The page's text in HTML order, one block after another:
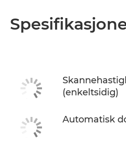
(enkeltsidig)
Automatisk